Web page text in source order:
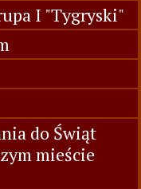
I "Tygryski"
do Świąt
mieście